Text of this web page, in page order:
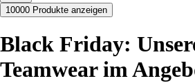
10000 Produkte anzeigen
Black Friday:
Teamwear im